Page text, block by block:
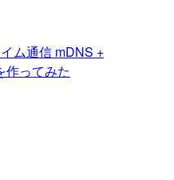
ム通信 mDNS +
作ってみた